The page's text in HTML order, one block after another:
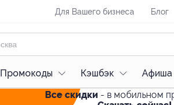
Для Вашего бизнеса Блог
Промокоды Кэшбэк
Афиша
Все скидки - в мобильном